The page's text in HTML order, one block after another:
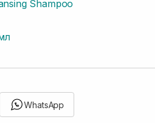
Shampoo
WhatsApp